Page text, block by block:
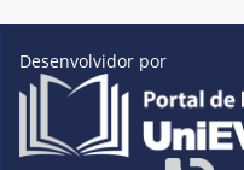
Desenvolvidor por